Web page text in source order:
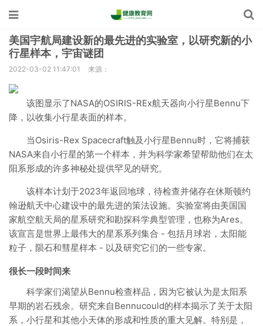
美国宇航局建设新的最先进的实验室，以研究新的小
行星样本，宇宙谜团
2022-03-02 11:47:01 来源：
该图显示了NASA的OSIRIS-REx航天器向小行星Bennu下
降，以收集小行星表面的样本。
当Osiris-Rex Spacecraft触及小行星Bennu时，它将捕获
NASA来自小行星的第一个样本，并为科学家希望帮助他们在太
阳系形成的许多神秘处提供罕见的研究。
该样本计划于2023年返回地球，待检查并储存在休斯顿约
翰逊航天中心建设中的最先进的策法设施。实验室将由美国国
家航空航天局的星系研究和勘探科学典型管理，也称为Ares。
该宣言是世界上最伟大的星系系列集合 - 包括月球岩，太阳能
粒子，陨石和彗星样本 - 以及研究它们的一些专家。
很长一段时间来
科学家们渴望从Bennu检查样品，因为它被认为是太阳系
早期的岩石残余。研究来自Bennucould的样本揭示了关于太阳
系，小行星和其他小天体的形成和性质的重大见解。特别是，